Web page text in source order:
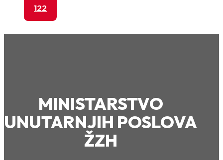
122
MINISTARSTVO
UNUTARNJIH POSLOVA
ŽZH